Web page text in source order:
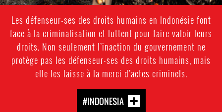
Les défenseur-ses des droits humains en Indonésie font
face à la criminalisation et luttent pour faire valoir leurs
droits. Non seulement l’inaction du gouvernement ne
protège pas les défenseur-ses des droits humains, mais
elle les laisse à la merci d’actes criminels.
#INDONESIA